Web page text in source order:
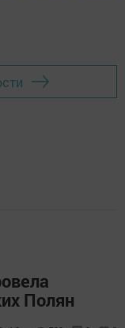
Полян